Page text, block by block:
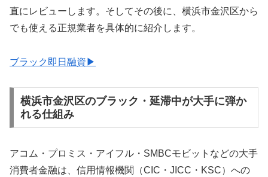
直にレビューします。そしてその後に、横浜市金沢区から
でも使える正規業者を具体的に紹介します。
ブラック即日融資▶
横浜市金沢区のブラック・延滞中が大手に弾か
れる仕組み
アコム・プロミス・アイフル・SMBCモビットなどの大手
消費者金融は、信用情報機関（CIC・JICC・KSC）への